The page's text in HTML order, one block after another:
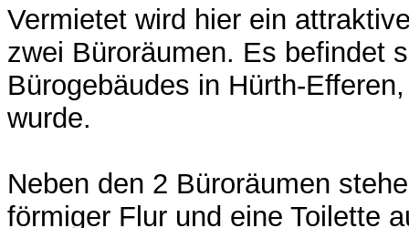
Vermietet wird hier ein
zwei Büroräumen. Es befindet
Bürogebäudes in Hürth-
wurde.
Neben den 2 Büroräumen
förmiger Flur und eine Toilette